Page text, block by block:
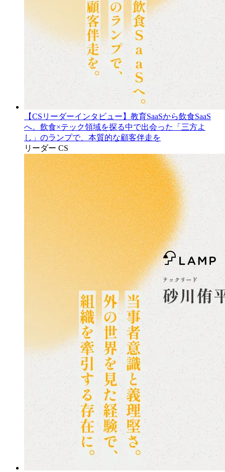
【CSリーダーインタビュー】教育SaaSから飲食SaaS
へ。飲食×テック領域を探る中で出会った「三方よ
し」のランプで、本質的な顧客伴走を
リーダー CS